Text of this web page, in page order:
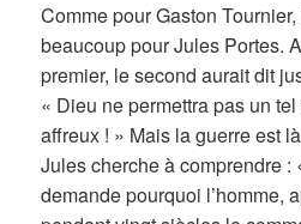
Comme pour Gaston
beaucoup pour Jules Portes.
premier, le second aurait dit
« Dieu ne permettra pas un
affreux ! » Mais la guerre est
Jules cherche à comprendre :
demande pourquoi l’homme,